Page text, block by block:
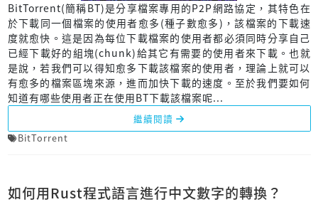
BitTorrent(簡稱BT)是分享檔案專用的P2P網路協定，其特色在
於下載同一個檔案的使用者愈多(種子數愈多)，該檔案的下載速
度就愈快。這是因為每位下載檔案的使用者都必須同時分享自己
已經下載好的組塊(chunk)給其它有需要的使用者來下載。也就
是說，若我們可以得知愈多下載該檔案的使用者，理論上就可以
有愈多的檔案區塊來源，進而加快下載的速度。至於我們要如何
知道有哪些使用者正在使用BT下載該檔案呢...
繼續閱讀
BitTorrent
如何用Rust程式語言進行中文數字的轉換？